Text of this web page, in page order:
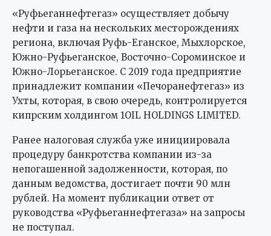
«Руфьеганнефтегаз» осуществляет добычу
нефти и газа на нескольких месторождениях
региона, включая Руфь-Еганское, Мыхлорское,
Южно-Руфьеганское, Восточно-Сороминское и
Южно-Лорьеганское. С 2019 года предприятие
принадлежит компании «Печоранефтегаз» из
Ухты, которая, в свою очередь, контролируется
кипрским холдингом 1OIL HOLDINGS LIMITED.
Ранее налоговая служба уже инициировала
процедуру банкротства компании из-за
непогашенной задолженности, которая, по
данным ведомства, достигает почти 90 млн
рублей. На момент публикации ответ от
руководства «Руфьеганнефтегаза» на запросы
не поступал.